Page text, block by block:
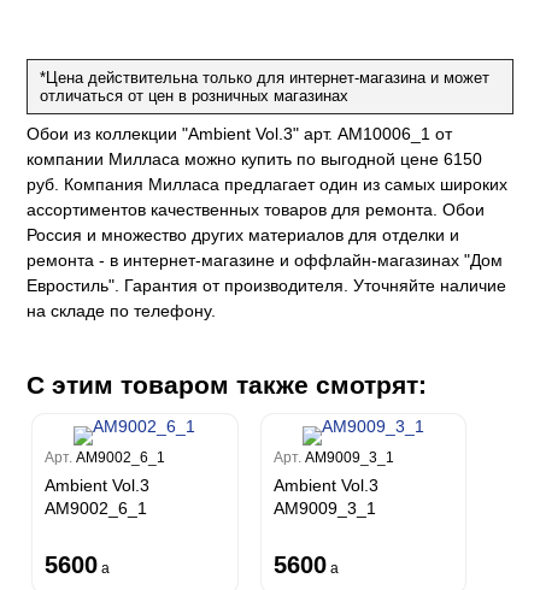
Спектрум Тренд
Спектрум Плюс
Гави
Спектрум Только
Спектрум Про
Пальмария
Спектрум Бум
Бергги
Ребекка
Бруни
Джорджио
Colori Del Sole
Felicita
Беатрис
Чезара
Карназза
Биги
Легенда
Marburg
Kumano
Loft Superior
City Glow
Touch
Wisper
Boho
Rasch
Chatelaine
Sherlock
Riva
Salsa
Grandeco
Prisma
Lunman
Crystal
Crystal Stone
Du&Ka
Lifestyle
Prestige
Linen
King
*Цена действительна только для интернет-магазина и может
отличаться от цен в розничных магазинах
Обои из коллекции "Ambient Vol.3" арт. AM10006_1 от
компании Милласа можно купить по выгодной цене 6150
руб. Компания Милласа предлагает один из самых широких
ассортиментов качественных товаров для ремонта. Обои
Россия и множество других материалов для отделки и
ремонта - в интернет-магазине и оффлайн-магазинах "Дом
Евростиль". Гарантия от производителя. Уточняйте наличие
на складе по телефону.
С этим товаром также смотрят:
Арт.AM9002_6_1
Ambient Vol.3
AM9002_6_1
5600 a
Арт. AM9009_3_1
Ambient Vol.3
AM9009_3_1
5600 a